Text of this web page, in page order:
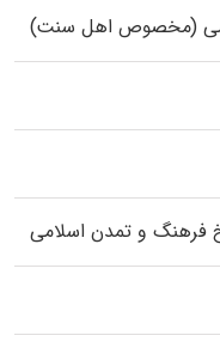
(مخصوص اهل سنت)
فرهنگ و تمدن اسلامی